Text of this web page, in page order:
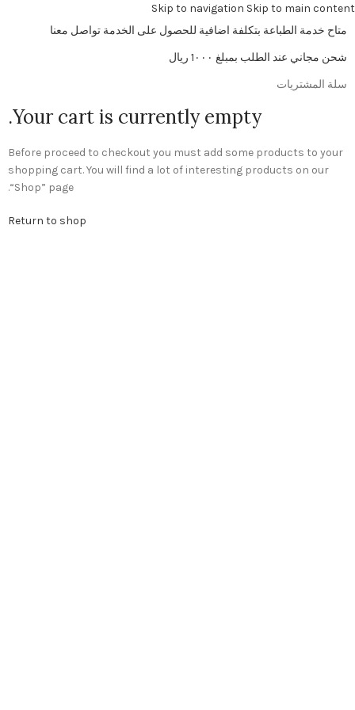
Skip to navigation Skip to main content
متاح خدمة الطباعة بتكلفة اضافية للحصول على الخدمة تواصل معنا
شحن مجاني عند الطلب بمبلغ 1٠٠٠ ريال
سلة المشتريات
Your cart is currently empty.
Before proceed to checkout you must add some products to your
shopping cart. You will find a lot of interesting products on our
“Shop” page.
Return to shop